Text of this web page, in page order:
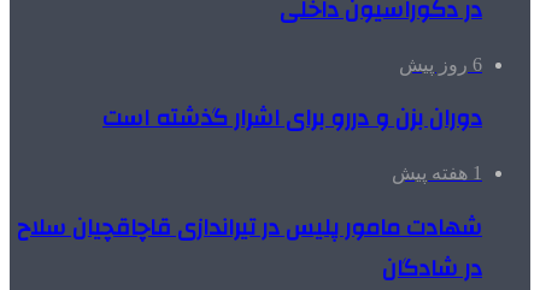
در دکوراسیون داخلی
6 روز پیش
دوران بزن و دررو برای اشرار گذشته است
1 هفته پیش
شهادت مامور پلیس در تیراندازی قاچاقچیان سلاح
در شادگان